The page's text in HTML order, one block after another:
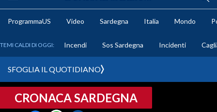
METEO
CRONACA SARDEGNA
ProgrammaUS Video Sardegna Italia Mondo
TEMI CALDI DI OGGI: Incendi Sos Sardegna Incidenti
SFOGLIA IL QUOTIDIANO
CRONACA SARDEGNA